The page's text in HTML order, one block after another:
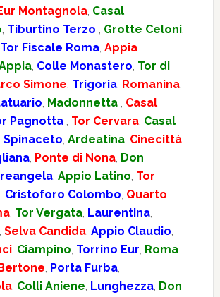
Montagnola, Casal
, Tiburtino Terzo , Grotte Celoni,
Tor Fiscale Roma, Appia
, Colle Monastero, Tor di
Simone, Trigoria, Romanina,
, Madonnetta , Casal
Pagnotta , Tor Cervara, Casal
Spinaceto, Ardeatina, Cinecittà
, Ponte di Nona, Don
, Appio Latino, Tor
, Cristoforo Colombo, Quarto
, Tor Vergata, Laurentina,
Selva Candida, Appio Claudio,
, Ciampino, Torrino Eur, Roma
, Porta Furba,
, Colli Aniene, Lunghezza, Don